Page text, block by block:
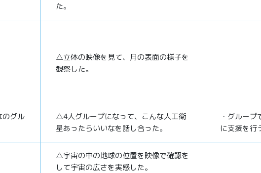
た。
グル
△立体の映像を見て、月の表面の様子を
観察した。
△4人グループになって、こんな人工衛
星あったらいいなを話し合った。
・グルー
に支援を行
△宇宙の中の地球の位置を映像で確認を
して宇宙の広さを実感した。